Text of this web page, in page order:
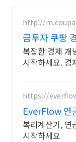
http://
금투자 쿠팡
복잡한 경제 개
시작하세요. 경
https://
EverFlow 연
복리계산기, 연
시작하세요